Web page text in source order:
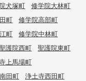
犬塚町
修学院大林町
町
修学院高部町
町
修学院中林町
護院西町
聖護院東町
上馬場町
田町
浄土寺西田町